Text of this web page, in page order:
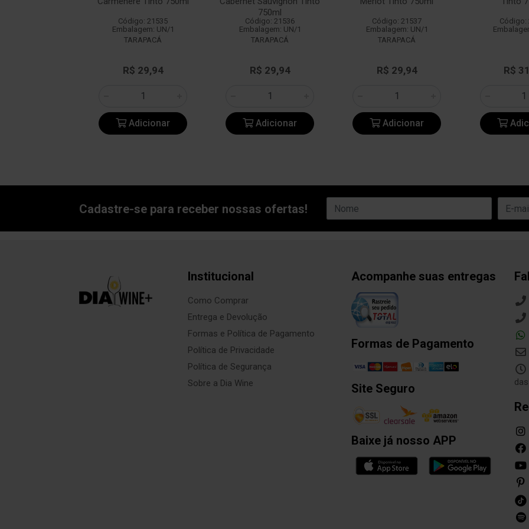
Código: 21535
Embalagem: UN/1
TARAPACÁ
R$ 29,94
Adicionar
750ml
Código: 21536
Embalagem: UN/1
TARAPACÁ
R$ 29,94
Adicionar
Código: 21537
Embalagem: UN/1
TARAPACÁ
R$ 29,94
Adicionar
Código:
R$
Cadastre-se para receber nossas ofertas!
Institucional
Como Comprar
Entrega e Devolução
Formas e Política de Pagamento
Política de Privacidade
Política de Segurança
Sobre a Dia Wine
Acompanhe suas entregas
Formas de Pagamento
Site Seguro
Baixe já nosso APP